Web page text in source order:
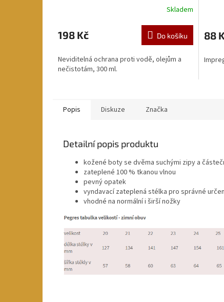
Skladem
198 Kč Do košíku
Neviditelná ochrana proti vodě, olejům a
nečistotám, 300 ml.
88
Popis Diskuze Značka
Detailní popis produktu
kožené boty se dvěma suchými zipy a
zateplené 100 % tkanou vlnou
pevný opatek
vyndavací zateplená stélka pro správné
vhodné na normální i širší nožky